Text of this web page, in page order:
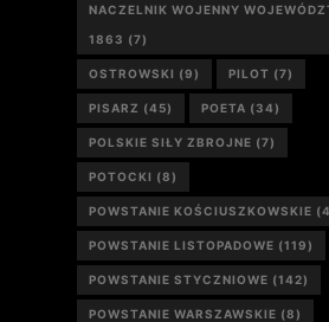
NACZELNIK WOJENNY
1863 (7)
OSTROWSKI (9) PILOT (7)
PISARZ (45) POETA (34)
POLSKIE SIŁY ZBROJNE (7)
POTOCKI (8)
POWSTANIE KOŚCIUSZKOWSKIE
POWSTANIE LISTOPADOWE (119)
POWSTANIE STYCZNIOWE (142)
POWSTANIE WARSZAWSKIE (8)